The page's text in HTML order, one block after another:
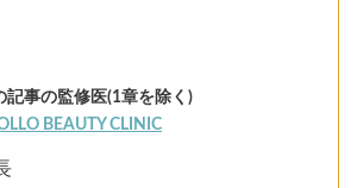
記事の監修医(1章を除く)
BEAUTY CLINIC